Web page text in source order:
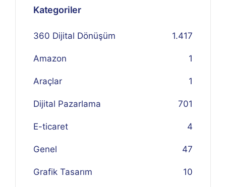
Kategoriler
360 Dijital Dönüşüm 1.417
Amazon 1
Araçlar 1
Dijital Pazarlama 701
E-ticaret 4
Genel 47
Grafik Tasarım 10